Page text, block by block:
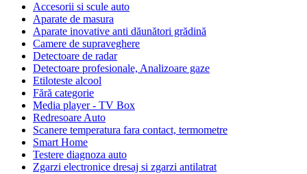
Accesorii si scule auto
Aparate de masura
Aparate inovative anti dăunători grădină
Camere de supraveghere
Detectoare de radar
Detectoare profesionale, Analizoare gaze
Etiloteste alcool
Fără categorie
Media player - TV Box
Redresoare Auto
Scanere temperatura fara contact, termometre
Smart Home
Testere diagnoza auto
Zgarzi electronice dresaj si zgarzi antilatrat